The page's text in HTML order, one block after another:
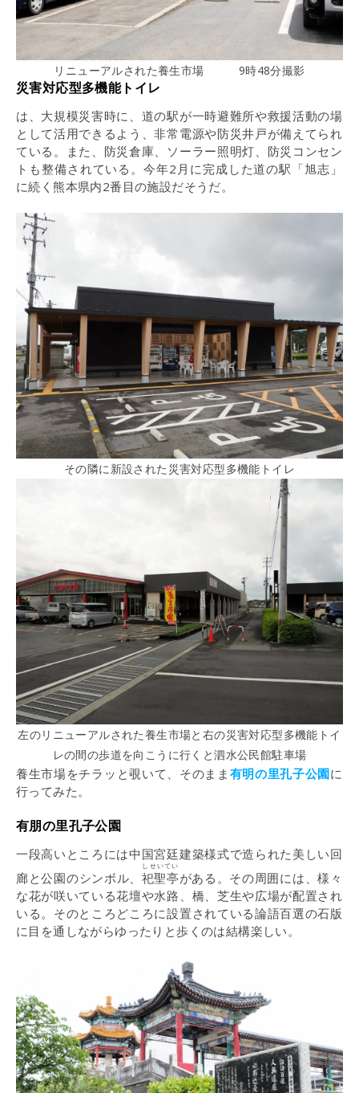
リニューアルされた養生市場 9時48分撮影
災害対応型多機能トイレ
は、大規模災害時に、道の駅が一時避難所や救援活動の場
として活用できるよう、非常電源や防災井戸が備えてられ
ている。また、防災倉庫、ソーラー照明灯、防災コンセン
トも整備されている。今年2月に完成した道の駅「旭志」
に続く熊本県内2番目の施設だそうだ。
その隣に新設された災害対応型多機能トイレ
左のリニューアルされた養生市場と右の災害対応型多機能トイ
レの間の歩道を向こうに行くと泗水公民館駐車場
養生市場をチラッと覗いて、そのまま 有明の里孔子公園に
行ってみた。
有朋の里孔子公園
一段高いところには中国宮廷建築様式で造られた美しい回
廊と公園のシンボル、 祀聖亭
しせいてい
がある。その周囲には、様々
な花が咲いている花壇や水路、橋、芝生や広場が配置され
いる。そのところどころに設置されている論語百選の石版
に目を通しながらゆったりと歩くのは結構楽しい。